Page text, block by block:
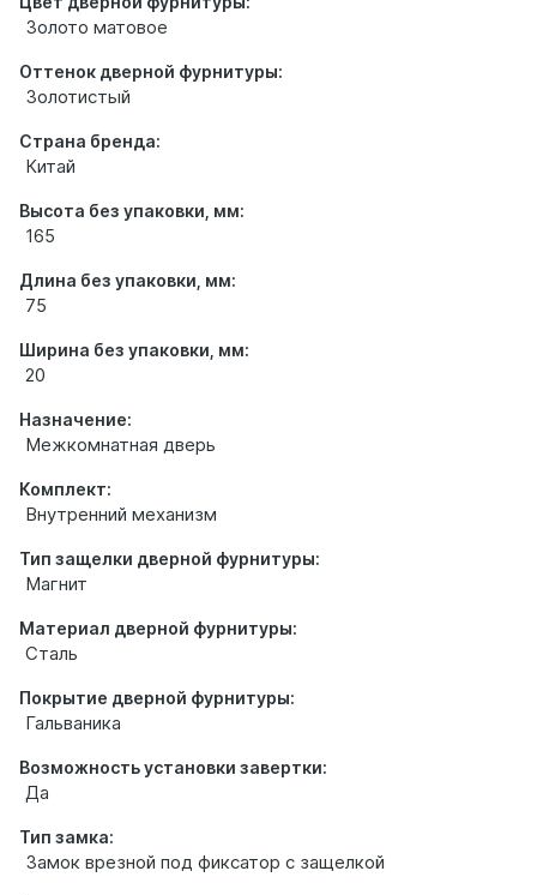
Золото матовое
Оттенок дверной фурнитуры:
Золотистый
Страна бренда:
Китай
Высота без упаковки, мм:
165
Длина без упаковки, мм:
75
Ширина без упаковки, мм:
20
Назначение:
Межкомнатная дверь
Комплект:
Внутренний механизм
Тип защелки дверной фурнитуры:
Магнит
Материал дверной фурнитуры:
Сталь
Покрытие дверной фурнитуры:
Гальваника
Возможность установки завертки:
Да
Тип замка:
Замок врезной под фиксатор с защелкой